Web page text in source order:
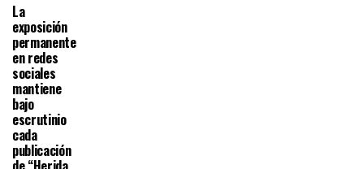
La
exposición
permanente
en redes
sociales
mantiene
bajo
escrutinio
cada
publicación